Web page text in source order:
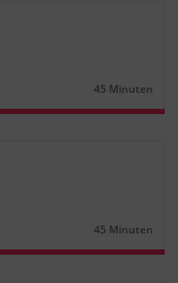
Dauer:
45 Minuten
Dauer:
45 Minuten